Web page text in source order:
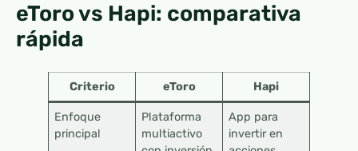
eToro vs Hapi: comparativa
rápida
Criterio eToro Hapi
Enfoque
principal
Plataforma
multiactivo
App para
invertir en